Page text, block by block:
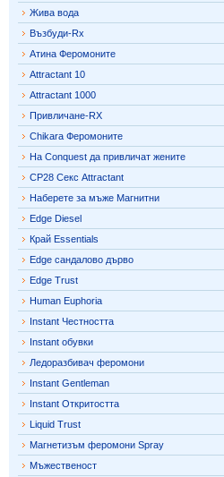
Жива вода
Възбуди-Rx
Атина Феромоните
Attractant 10
Attractant 1000
Привличане-RX
Chikara Феромоните
На Conquest да привличат жените
CP28 Секс Attractant
Наберете за мъже Магнитни
Edge Diesel
Край Essentials
Edge сандалово дърво
Edge Trust
Human Euphoria
Instant Честността
Instant обувки
Ледоразбивач феромони
Instant Gentleman
Instant Откритостта
Liquid Trust
Магнетизъм феромони Spray
Мъжественост